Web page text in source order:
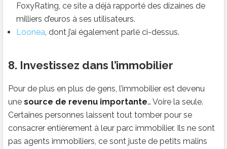
FoxyRating, ce site a déjà rapporté des dizaines de
milliers d’euros à ses utilisateurs.
Loonea, dont j’ai également parlé ci-dessus.
8. Investissez dans l’immobilier
Pour de plus en plus de gens, l’immobilier est devenu
une source de revenu importante… Voire la seule.
Certaines personnes laissent tout tomber pour se
consacrer entièrement à leur parc immobilier. Ils ne sont
pas agents immobiliers, ce sont juste de petits malins